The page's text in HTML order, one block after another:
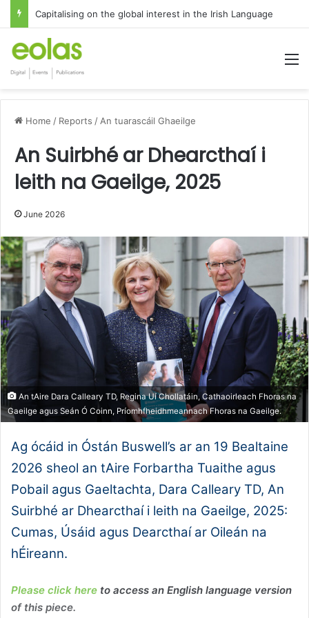
Capitalising on the global interest in the Irish Language
Home / Reports / An tuarascáil Ghaeilge
An Suirbhé ar Dhearcthaí i
leith na Gaeilge, 2025
June 2026
An tAire Dara Calleary TD, Regina Uí Chollatáin, Cathaoirleach Fhoras na
Gaeilge agus Seán Ó Coinn, Príomhfheidhmeannach Fhoras na Gaeilge.
Ag ócáid in Óstán Buswell’s ar an 19 Bealtaine
2026 sheol an tAire Forbartha Tuaithe agus
Pobail agus Gaeltachta, Dara Calleary TD, An
Suirbhé ar Dhearcthaí i leith na Gaeilge, 2025:
Cumas, Úsáid agus Dearcthaí ar Oileán na
hÉireann.
Please click here to access an English language version
of this piece.